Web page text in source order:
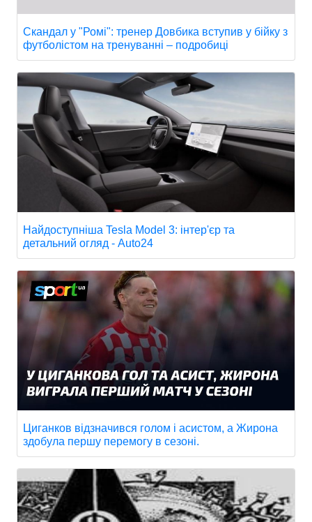
Скандал у "Ромі": тренер Довбика вступив у бійку з
футболістом на тренуванні – подробиці
Найдоступніша Tesla Model 3: інтер'єр та
детальний огляд - Auto24
Циганков відзначився голом і асистом, а Жирона
здобула першу перемогу в сезоні.